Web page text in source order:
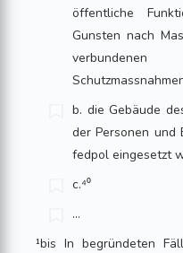
öffentliche
Gunsten nach
b. die Gebäude
der Personen und
fedpol eingesetzt
c.⁴⁰
...
¹bis In begründeten